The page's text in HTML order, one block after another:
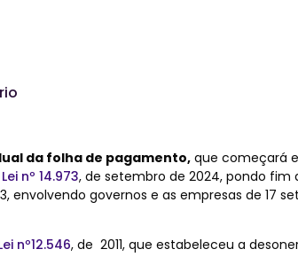
da folha de pagamento, que começará
Lei nº 14.973, de setembro de 2024, pondo fim
envolvendo governos e as empresas de 17
nº12.546, de 2011, que estabeleceu a